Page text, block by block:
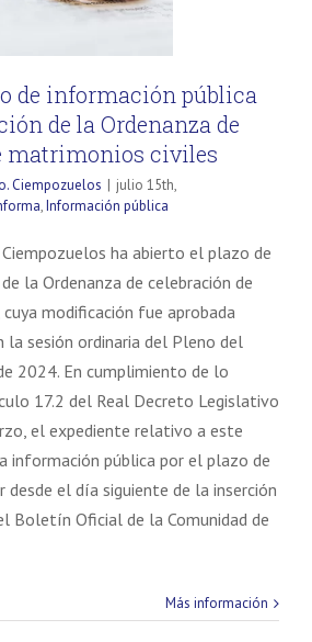
de información pública
de la Ordenanza de
matrimonios civiles
Ciempozuelos
julio 15th,
,Información pública
ha abierto el plazo de
la Ordenanza de celebración de
modificación fue aprobada
la sesión ordinaria del Pleno del
2024. En cumplimiento de lo
17.2 del Real Decreto Legislativo
el expediente relativo a este
información pública por el plazo de
el día siguiente de la inserción
Boletín Oficial de la Comunidad de
Más información
Necesarias
Estas
cookies no
son
opcionales.
Son
para que
funcione la
Estadísticas
Para que
mejorar la
funcionalidad
y estructura
de la web, en
base a cómo